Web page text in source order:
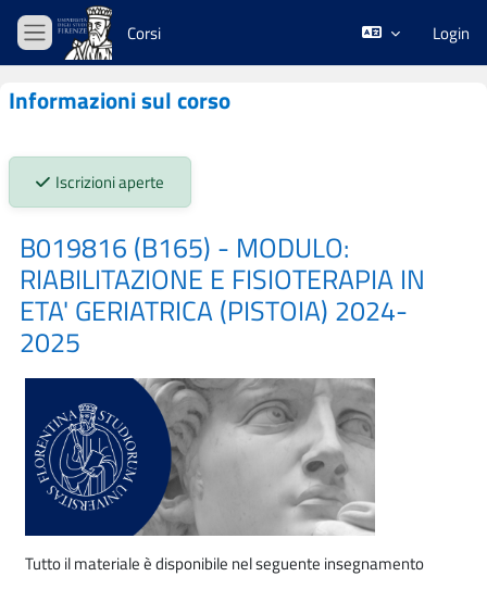
Vai al contenuto principale
Pannello laterale
Corsi Login
Informazioni sul corso
Stato iscrizioni:
Iscrizioni aperte
B019816 (B165) - MODULO:
RIABILITAZIONE E FISIOTERAPIA IN
ETA' GERIATRICA (PISTOIA) 2024-
2025
Tutto il materiale è disponibile nel seguente insegnamento